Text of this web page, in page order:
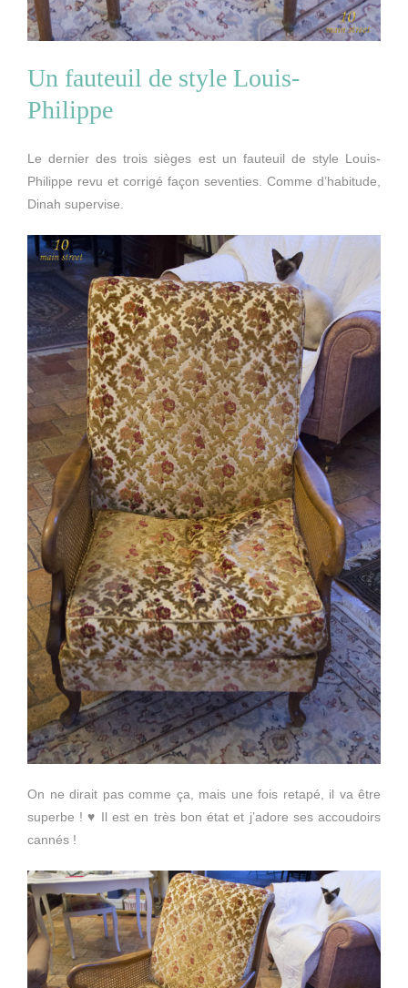
Un fauteuil de style Louis-
Philippe
Le dernier des trois sièges est un fauteuil de style Louis-
Philippe revu et corrigé façon seventies. Comme d’habitude,
Dinah supervise.
On ne dirait pas comme ça, mais une fois retapé, il va être
superbe ! ♥ Il est en très bon état et j’adore ses accoudoirs
cannés !